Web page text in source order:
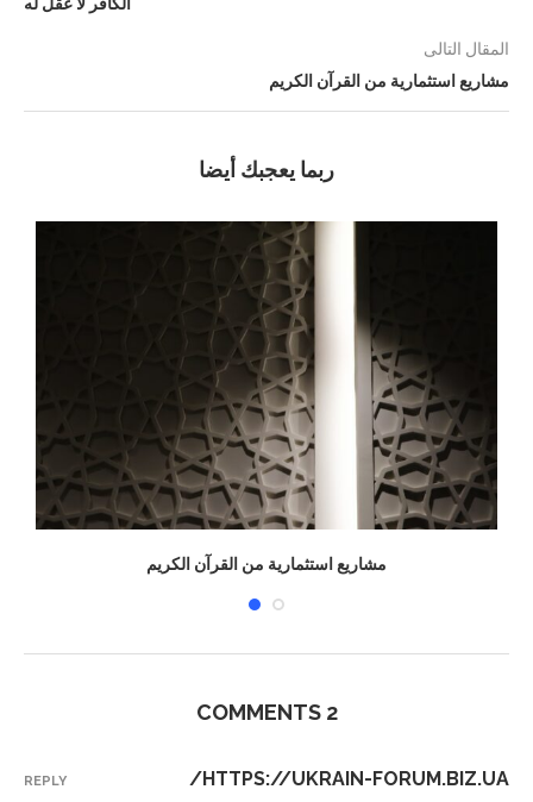
المقال التالى
مشاريع استثمارية من القرآن الكريم
ربما يعجبك أيضا
مشاريع استثمارية من القرآن الكريم
2 COMMENTS
HTTPS://UKRAIN-FORUM.BIZ.UA/
REPLY